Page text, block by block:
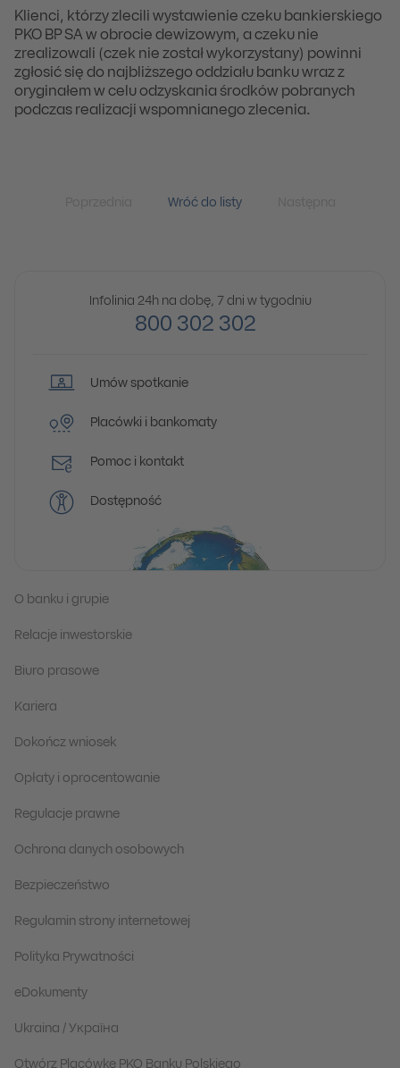
Klienci, którzy zlecili wystawienie czeku bankierskiego
PKO BP SA w obrocie dewizowym, a czeku nie
zrealizowali (czek nie został wykorzystany) powinni
zgłosić się do najbliższego oddziału banku wraz z
oryginałem w celu odzyskania środków pobranych
podczas realizacji wspomnianego zlecenia.
Wróć do listy
Infolinia 24h na dobę, 7 dni w tygodniu
800 302 302
Umów spotkanie
Placówki i bankomaty
Pomoc i kontakt
Dostępność
O banku i grupie
Relacje inwestorskie
Biuro prasowe
Kariera
Dokończ wniosek
Opłaty i oprocentowanie
Regulacje prawne
Ochrona danych osobowych
Bezpieczeństwo
Regulamin strony internetowej
Polityka Prywatności
eDokumenty
Ukraina / Україна
Otwórz Placówkę PKO Banku Polskiego